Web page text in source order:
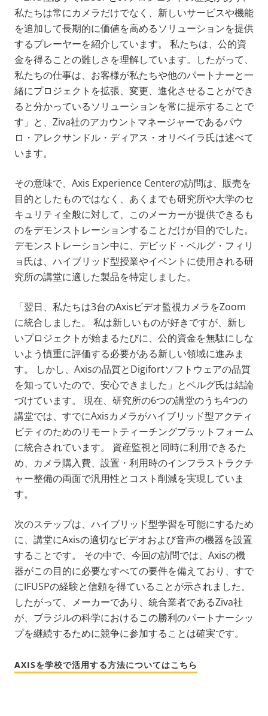
私たちは常にカメラだけでなく、新しいサービスや機能
を追加して長期的に価値を高めるソリューションを提供
するプレーヤーを紹介しています。 私たちは、公的資
金を得ることの難しさを理解しています。したがって、
私たちの仕事は、お客様が私たちや他のパートナーと一
緒にプロジェクトを拡張、変更、進化させることができ
ると分かっているソリューションを常に提示することで
す」と、Ziva社のアカウントマネージャーであるパウ
ロ・アレクサンドル・ディアス・オリベイラ氏は述べて
います。
その意味で、Axis Experience Centerの訪問は、販売を
目的としたものではなく、あくまでも研究所や大学のセ
キュリティ全般に対して、このメーカーが提供できるも
のをデモンストレーションすることだけが目的でした。
デモンストレーション中に、デビッド・ベルグ・フィリ
ョ氏は、ハイブリッド型授業やイベントに使用される研
究所の講堂に適した製品を特定しました。
「翌日、私たちは3台のAxisビデオ監視カメラをZoom
に統合しました。 私は新しいものが好きですが、新し
いプロジェクトが始まるたびに、公的資金を無駄にしな
いよう慎重に評価する必要がある新しい領域に進みま
す。 しかし、Axisの品質とDigifortソフトウェアの品質
を知っていたので、安心できました」とベルグ氏は結論
づけています。 現在、研究所の6つの講堂のうち4つの
講堂では、すでにAxisカメラがハイブリッド型アクティ
ビティのためのリモートティーチングプラットフォーム
に統合されています。 資産監視と同時に利用できるた
め、カメラ購入費、設置・利用時のインフラストラクチ
ャー整備の両面で汎用性とコスト削減を実現していま
す。
次のステップは、ハイブリッド型学習を可能にするため
に、講堂にAxisの適切なビデオおよび音声の機器を設置
することです。 その中で、今回の訪問では、Axisの機
器がこの目的に必要なすべての要件を備えており、すで
にIFUSPの経験と信頼を得ていることが示されました。
したがって、メーカーであり、統合業者であるZiva社
が、ブラジルの科学におけるこの勝利のパートナーシッ
プを継続するために競争に参加することは確実です。
AXISを学校で活用する方法についてはこちら